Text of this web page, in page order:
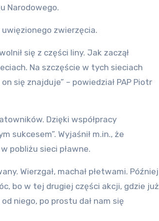
Narodowego.
uwięzionego zwierzęcia.
się z części liny. Jak zaczął
Na szczęście w tych sieciach
się znajduje” – powiedział PAP Piotr
Dzięki współpracy
sukcesem”. Wyjaśnił m.in., że
pobliżu sieci pławne.
Wierzgał, machał płetwami. Później
bo w tej drugiej części akcji, gdzie już
niego, po prostu dał nam się